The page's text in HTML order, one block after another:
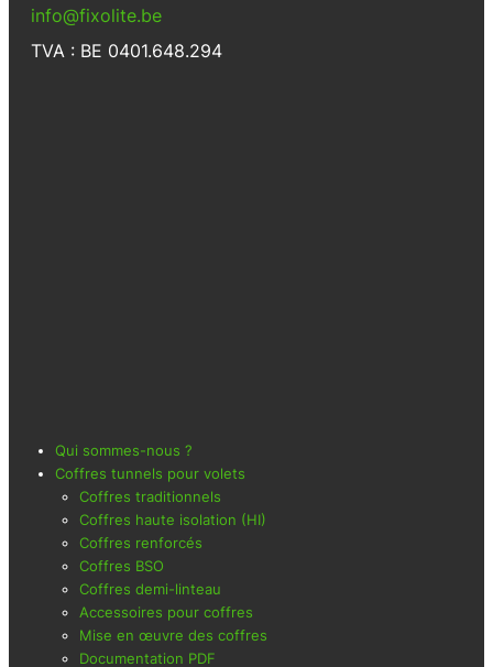
info@fixolite.be
TVA : BE 0401.648.294
Qui sommes-nous ?
Coffres tunnels pour volets
Coffres traditionnels
Coffres haute isolation (HI)
Coffres renforcés
Coffres BSO
Coffres demi-linteau
Accessoires pour coffres
Mise en œuvre des coffres
Documentation PDF